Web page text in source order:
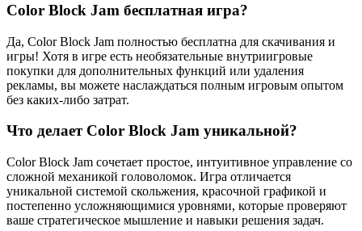
Color Block Jam бесплатная игра?
Да, Color Block Jam полностью бесплатна для скачивания и
игры! Хотя в игре есть необязательные внутриигровые
покупки для дополнительных функций или удаления
рекламы, вы можете наслаждаться полным игровым опытом
без каких-либо затрат.
Что делает Color Block Jam уникальной?
Color Block Jam сочетает простое, интуитивное управление со
сложной механикой головоломок. Игра отличается
уникальной системой скольжения, красочной графикой и
постепенно усложняющимися уровнями, которые проверяют
ваше стратегическое мышление и навыки решения задач.